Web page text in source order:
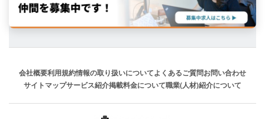
会社概要利用規約情報の取り扱いについてよくあるご質問お問い合わせ
サイトマップサービス紹介掲載料金について職業(人材)紹介について